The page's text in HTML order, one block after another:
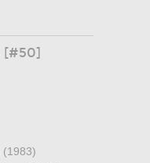
[#50]
(1983)